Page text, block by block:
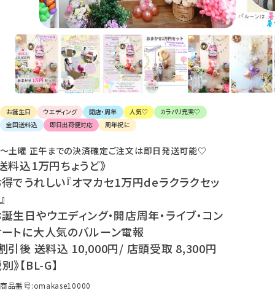
い。
お誕生日 ウエディング 開店・周年 人気♡
カラバリ充実♡
全国送料込
即日出荷便対応 周年祝に
土曜 正午までの決済確定ご注文は即日発送可能♡
料込1万円ちょうど》
でうれしい『オマカセ1万円deラクラクセッ
生日やウエディング・開店周年・ライブ・コン
トに大人気のバルーン電報
引後 送料込 10,000円/ 店頭受取 8,300円
》【BL-G】
商品番号 omakase10000